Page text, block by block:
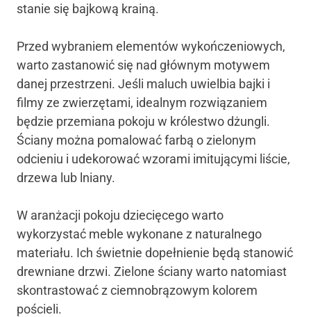
stanie się bajkową krainą.
Przed wybraniem elementów wykończeniowych,
warto zastanowić się nad głównym motywem
danej przestrzeni. Jeśli maluch uwielbia bajki i
filmy ze zwierzętami, idealnym rozwiązaniem
będzie przemiana pokoju w królestwo dżungli.
Ściany można pomalować farbą o zielonym
odcieniu i udekorować wzorami imitującymi liście,
drzewa lub lniany.
W aranżacji pokoju dziecięcego warto
wykorzystać meble wykonane z naturalnego
materiału. Ich świetnie dopełnienie będą stanowić
drewniane drzwi. Zielone ściany warto natomiast
skontrastować z ciemnobrązowym kolorem
pościeli.